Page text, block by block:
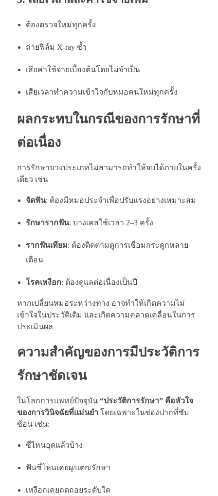
ต้องตรวจใหม่ทุกครั้ง
ถ่ายฟิล์ม X-ray ซ้ำ
เสียค่าใช้จ่ายเบื้องต้นโดยไม่จำเป็น
เสียเวลาทำความเข้าใจกับหมอคนใหม่ทุกครั้ง
ผลกระทบในกรณีของการรักษาที่
ต่อเนื่อง
การรักษาบางประเภทไม่สามารถทำให้จบได้ภายในครั้ง
เดียว เช่น
จัดฟัน: ต้องมีหมอประจำเพื่อปรับแรงอย่างเหมาะสม
รักษารากฟัน: บางเคสใช้เวลา 2–3 ครั้ง
รากฟันเทียม: ต้องติดตามดูการเชื่อมกระดูกหลาย
เดือน
โรคเหงือก: ต้องดูแลต่อเนื่องเป็นปี
หากเปลี่ยนหมอระหว่างทาง อาจทำให้เกิดความไม่
เข้าใจในประวัติเดิม และเกิดความคลาดเคลื่อนในการ
ประเมินผล
ความสำคัญของการมีประวัติการ
รักษาชัดเจน
ในโลกการแพทย์ปัจจุบัน “ประวัติการรักษา” คือหัวใจ
ของการวินิจฉัยที่แม่นยำ โดยเฉพาะในช่องปากที่ซับ
ซ้อน เช่น:
ซี่ไหนอุดแล้วบ้าง
ฟันซี่ไหนเคยผุ/แตก/รักษา
เหงือกเคยถดถอยระดับใด